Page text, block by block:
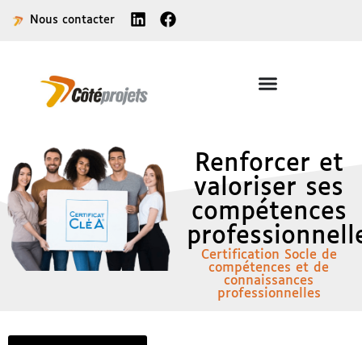
principalNous contacter
Renforcer et
valoriser ses
compétences
Certification Socle de
compétences et de
connaissances
professionnelles